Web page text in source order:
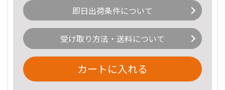
即日出荷条件について
受け取り方法・送料について
カートに入れる